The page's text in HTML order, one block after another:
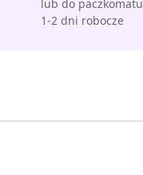
lub do paczkomatu
1-2 dni robocze